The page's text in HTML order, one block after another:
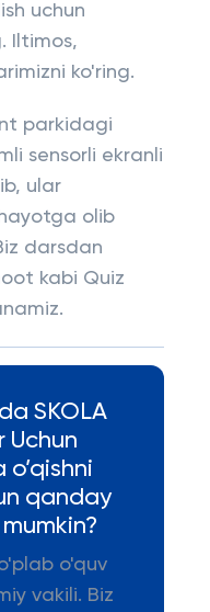
uchun
Iltimos,
ko'ring.
parkidagi
sensorli ekranli
ular
olib
darsdan
kabi Quiz
SKOLA
Uchun
o’qishni
qanday
o'quv
vakili. Biz